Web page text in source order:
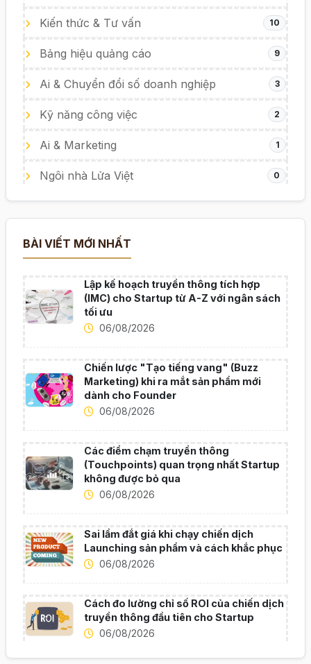
Kiến thức & Tư vấn 10
Bảng hiệu quảng cáo 9
Ai & Chuyển đổi số doanh nghiệp 3
Kỹ năng công việc 2
Ai & Marketing 1
Ngôi nhà Lửa Việt 0
BÀI VIẾT MỚI NHẤT
Lập kế hoạch truyền thông tích hợp
(IMC) cho Startup từ A-Z với ngân sách
tối ưu
06/08/2026
Chiến lược "Tạo tiếng vang" (Buzz
Marketing) khi ra mắt sản phẩm mới
dành cho Founder
06/08/2026
Các điểm chạm truyền thông
(Touchpoints) quan trọng nhất Startup
không được bỏ qua
06/08/2026
Sai lầm đắt giá khi chạy chiến dịch
Launching sản phẩm và cách khắc phục
06/08/2026
Cách đo lường chỉ số ROI của chiến dịch
truyền thông đầu tiên cho Startup
06/08/2026